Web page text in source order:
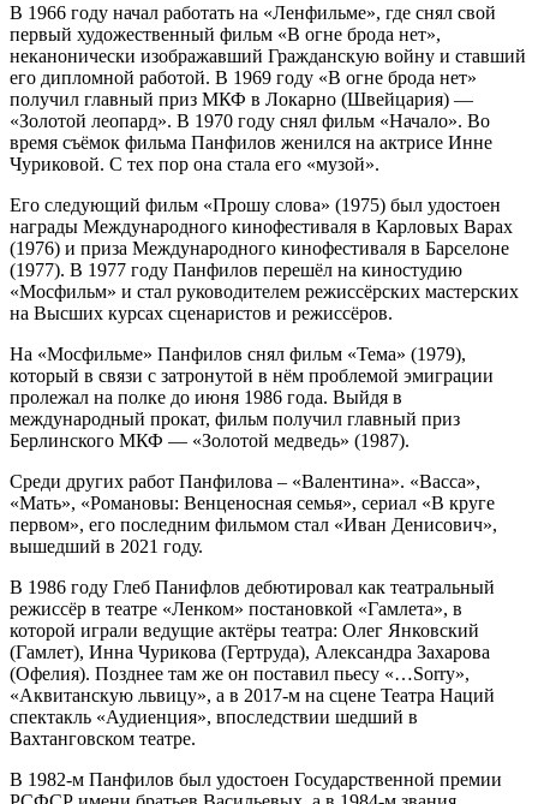
В 1966 году начал работать на «Ленфильме», где снял свой
первый художественный фильм «В огне брода нет»,
неканонически изображавший Гражданскую войну и ставший
его дипломной работой. В 1969 году «В огне брода нет»
получил главный приз МКФ в Локарно (Швейцария) —
«Золотой леопард». В 1970 году снял фильм «Начало». Во
время съёмок фильма Панфилов женился на актрисе Инне
Чуриковой. С тех пор она стала его «музой».
Его следующий фильм «Прошу слова» (1975) был удостоен
награды Международного кинофестиваля в Карловых Варах
(1976) и приза Международного кинофестиваля в Барселоне
(1977). В 1977 году Панфилов перешёл на киностудию
«Мосфильм» и стал руководителем режиссёрских мастерских
на Высших курсах сценаристов и режиссёров.
На «Мосфильме» Панфилов снял фильм «Тема» (1979),
который в связи с затронутой в нём проблемой эмиграции
пролежал на полке до июня 1986 года. Выйдя в
международный прокат, фильм получил главный приз
Берлинского МКФ — «Золотой медведь» (1987).
Среди других работ Панфилова – «Валентина». «Васса»,
«Мать», «Романовы: Венценосная семья», сериал «В круге
первом», его последним фильмом стал «Иван Денисович»,
вышедший в 2021 году.
В 1986 году Глеб Панифлов дебютировал как театральный
режиссёр в театре «Ленком» постановкой «Гамлета», в
которой играли ведущие актёры театра: Олег Янковский
(Гамлет), Инна Чурикова (Гертруда), Александра Захарова
(Офелия). Позднее там же он поставил пьесу «…Sorry»,
«Аквитанскую львицу», а в 2017-м на сцене Театра Наций
спектакль «Аудиенция», впоследствии шедший в
Вахтанговском театре.
В 1982-м Панфилов был удостоен Государственной премии